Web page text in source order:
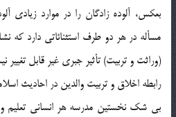
مسأله در هر دو طرف استثنائاتي دارد كه
(وراثت و تربيت) تأثير جبري غير قابل تغيير
رابطه اخلاق و تربيت والدين در احاديث
بي شك نخستين مدرسه هر انساني تعليم